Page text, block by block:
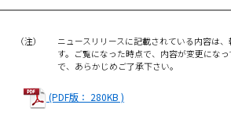
（注）
ニュースリリースに記載されている内容は
す。ご覧になった時点で、内容が変更にな
で、あらかじめご了承下さい。
(PDF版： 280KB )